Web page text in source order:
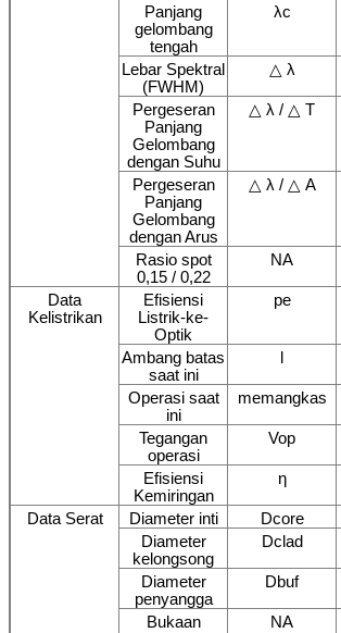
Panjang
gelombang
tengah
λc
Lebar Spektral
(FWHM)
△ λ
Pergeseran
Panjang
Gelombang
dengan Suhu
△ λ / △ T
Pergeseran
Panjang
Gelombang
dengan Arus
△ λ / △ A
Rasio spot
0,15 / 0,22
NA
Data
Kelistrikan
Efisiensi
Listrik-ke-
Optik
pe
Ambang batas
saat ini
l
Operasi saat
ini
memangkas
Tegangan
operasi
Vop
Efisiensi
Kemiringan
η
Data Serat Diameter inti Dcore
Diameter
kelongsong
Dclad
Diameter
penyangga
Dbuf
Bukaan
NA